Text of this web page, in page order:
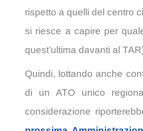
rispetto a quelli del centro
si riesce a capire per
quest’ultima davanti al
Quindi, lottando anche
di un ATO unico
considerazione